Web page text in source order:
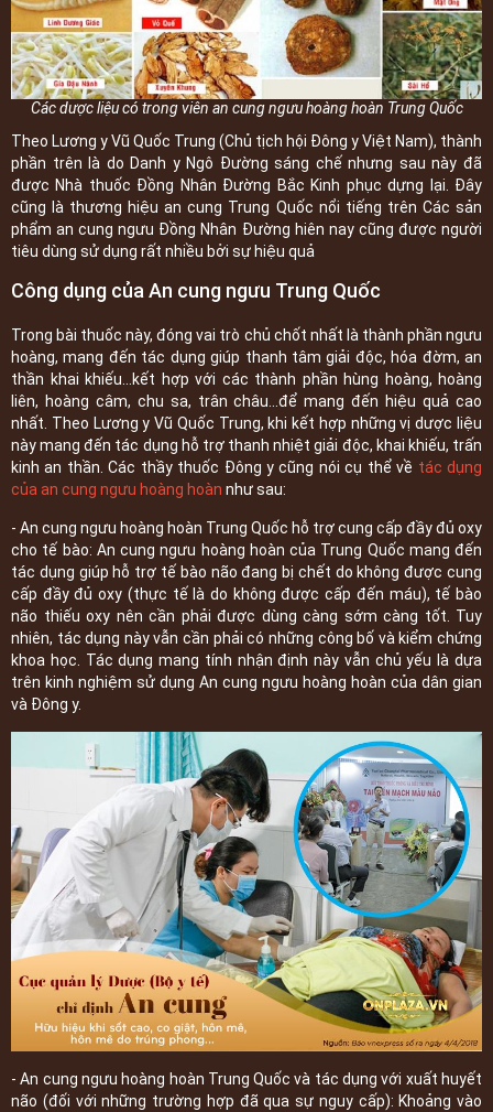
Các dược liệu có trong viên an cung ngưu hoàng hoàn Trung Quốc
Theo Lương y Vũ Quốc Trung (Chủ tịch hội Đông y Việt Nam), thành
phần trên là do Danh y Ngô Đường sáng chế nhưng sau này đã
được Nhà thuốc Đồng Nhân Đường Bắc Kinh phục dựng lại. Đây
cũng là thương hiệu an cung Trung Quốc nổi tiếng trên Các sản
phẩm an cung ngưu Đồng Nhân Đường hiên nay cũng được người
tiêu dùng sử dụng rất nhiều bởi sự hiệu quả
Công dụng của An cung ngưu Trung Quốc
Trong bài thuốc này, đóng vai trò chủ chốt nhất là thành phần ngưu
hoàng, mang đến tác dụng giúp thanh tâm giải độc, hóa đờm, an
thần khai khiếu...kết hợp với các thành phần hùng hoàng, hoàng
liên, hoàng câm, chu sa, trân châu...để mang đến hiệu quả cao
nhất. Theo Lương y Vũ Quốc Trung, khi kết hợp những vị dược liệu
này mang đến tác dụng hỗ trợ thanh nhiệt giải độc, khai khiếu, trấn
kinh an thần. Các thầy thuốc Đông y cũng nói cụ thể về tác dụng
của an cung ngưu hoàng hoàn như sau:
- An cung ngưu hoàng hoàn Trung Quốc hỗ trợ cung cấp đầy đủ oxy
cho tế bào: An cung ngưu hoàng hoàn của Trung Quốc mang đến
tác dụng giúp hỗ trợ tế bào não đang bị chết do không được cung
cấp đầy đủ oxy (thực tế là do không được cấp đến máu), tế bào
não thiếu oxy nên cần phải được dùng càng sớm càng tốt. Tuy
nhiên, tác dụng này vẫn cần phải có những công bố và kiểm chứng
khoa học. Tác dụng mang tính nhận định này vẫn chủ yếu là dựa
trên kinh nghiệm sử dụng An cung ngưu hoàng hoàn của dân gian
và Đông y.
- An cung ngưu hoàng hoàn Trung Quốc và tác dụng với xuất huyết
não (đối với những trường hợp đã qua sự nguy cấp): Khoảng vào